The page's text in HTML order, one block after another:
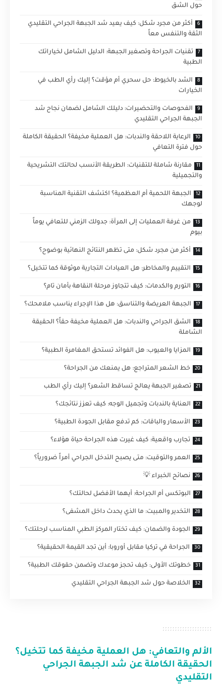
حول الشق
أكثر من مجرد شكل: كيف يعيد شد الجبهة الجراحي التقليدي
الثقة والتنفس معاً
تقنيات الجراحة وتصغير الجبهة: الدليل الشامل لخياراتك
الطبية
الشد بالخيوط: حل سحري أم مؤقت؟ إليك رأي الطب في
الخيارات
الفحوصات والتحضيرات: دليلك الشامل لضمان نجاح شد
الجبهة الجراحي التقليدي
الرعاية اللاحقة والندبات: هل العملية مخيفة؟ الحقيقة الكاملة
حول فترة التعافي
مقارنة شاملة للتقنيات: الطريقة الأنسب لحالتك التشريحية
والتجميلية
الجبهة اللحمية أم العظمية؟ اكتشف التقنية المناسبة
لوجهك
من غرفة العمليات إلى المرآة: جدولك الزمني للتعافي يوماً
بيوم
أكثر من مجرد شكل: متى تظهر النتائج النهائية بوضوح؟
التقييم والمخاطر: هل العيادات التجارية موثوقة كما تتخيل؟
التورم والكدمات: كيف تتجاوز مرحلة النقاهة بأمان تام؟
الجبهة العريضة والتناسق: هل هذا الإجراء يناسب ملامحك؟
الشق الجراحي والندبات: هل العملية مخيفة حقاً؟ الحقيقة
الشاملة
المزايا والعيوب: هل الفوائد تستحق المغامرة الطبية؟
خط الشعر المتراجع: هل يمنعك من الجراحة؟
تصغير الجبهة يعالج تساقط الشعر؟ إليك رأي الطب
العناية بالندبات وتجميل الوجه: كيف تعزز نتائجك؟
الأسعار والباقات: كم تدفع مقابل الجودة الطبية؟
تجارب واقعية: كيف غيرت هذه الجراحة حياة هؤلاء؟
العمر والتوقيت: متى يصبح التدخل الجراحي أمراً ضرورياً؟
نصائح الخبراء 💡
البوتكس أم الجراحة: أيهما الأفضل لحالتك؟
التخدير والمبيت: ما الذي يحدث داخل المشفى؟
الجودة والضمان: كيف تختار المركز الطبي المناسب لرحلتك؟
الجراحة في تركيا مقابل أوروبا: أين تجد القيمة الحقيقية؟
خطوتك الأولى: كيف تحجز موعدك وتضمن حقوقك الطبية؟
الخلاصة حول شد الجبهة الجراحي التقليدي
الألم والتعافي: هل العملية مخيفة كما تتخيل؟
الحقيقة الكاملة عن شد الجبهة الجراحي
التقليدي